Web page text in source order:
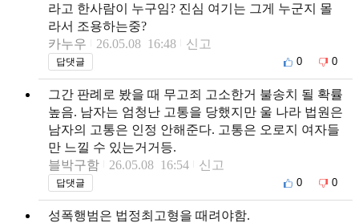
라고 한사람이 누구임? 진심 여기는 그게 누군지 몰
라서 조용하는중?
카누우
26.05.08 16:48 신고
답댓글 0 0
그간 판례로 봤을 때 무고죄 고소한거 불송치 될 확률
높음. 남자는 엄청난 고통을 당했지만 울 나라 법원은
남자의 고통은 인정 안해준다. 고통은 오로지 여자들
만 느낄 수 있는거거등.
블박구함
26.05.08 16:54 신고
답댓글 0 0
성폭행범은 법정최고형을 때려야함.